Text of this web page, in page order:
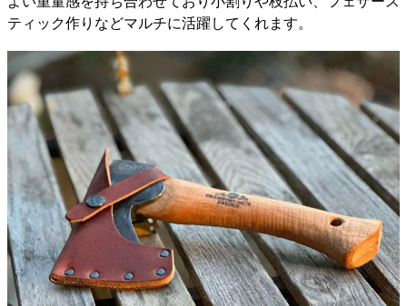
ティック作りなどマルチに活躍してくれます。